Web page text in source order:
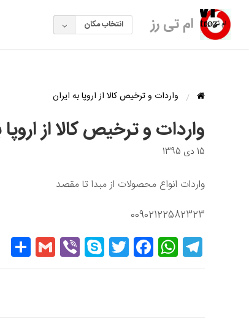
ام تی رز انتخاب مکان
واردات و ترخیص کالا از اروپا به ایران
واردات و ترخیص کالا از اروپا
15 دی 1395
واردات انواع محصولات از مبدا تا مقصد
00902122582323
Telegram
WhatsApp
Facebook
Twitter
Skype
Viber